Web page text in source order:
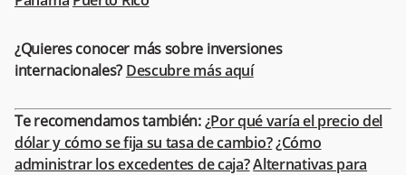
¿Quieres conocer más sobre inversiones
internacionales? Descubre más aquí
Te recomendamos también:¿Por qué varía el precio del
dólar y cómo se fija su tasa de cambio?¿Cómo
administrar los excedentes de caja?Alternativas para